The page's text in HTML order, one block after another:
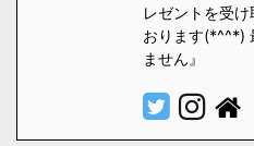
レゼントを受
おります(*^^*)
ません』